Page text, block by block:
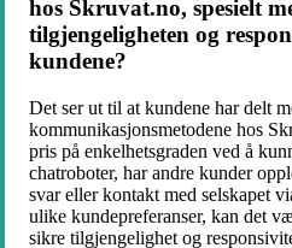
hos Skruvat.no, spesielt
tilgjengeligheten og
kundene?
Det ser ut til at kundene har delt
kommunikasjonsmetodene hos
pris på enkelhetsgraden ved å
chatroboter, har andre kunder
svar eller kontakt med selskapet
ulike kundepreferanser, kan det
sikre tilgjengelighet og